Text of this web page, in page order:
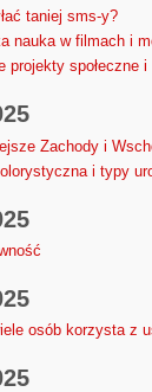
taniej sms-y?
nauka w filmach i
projekty społeczne i
Zachody i
i typy
osób korzysta z